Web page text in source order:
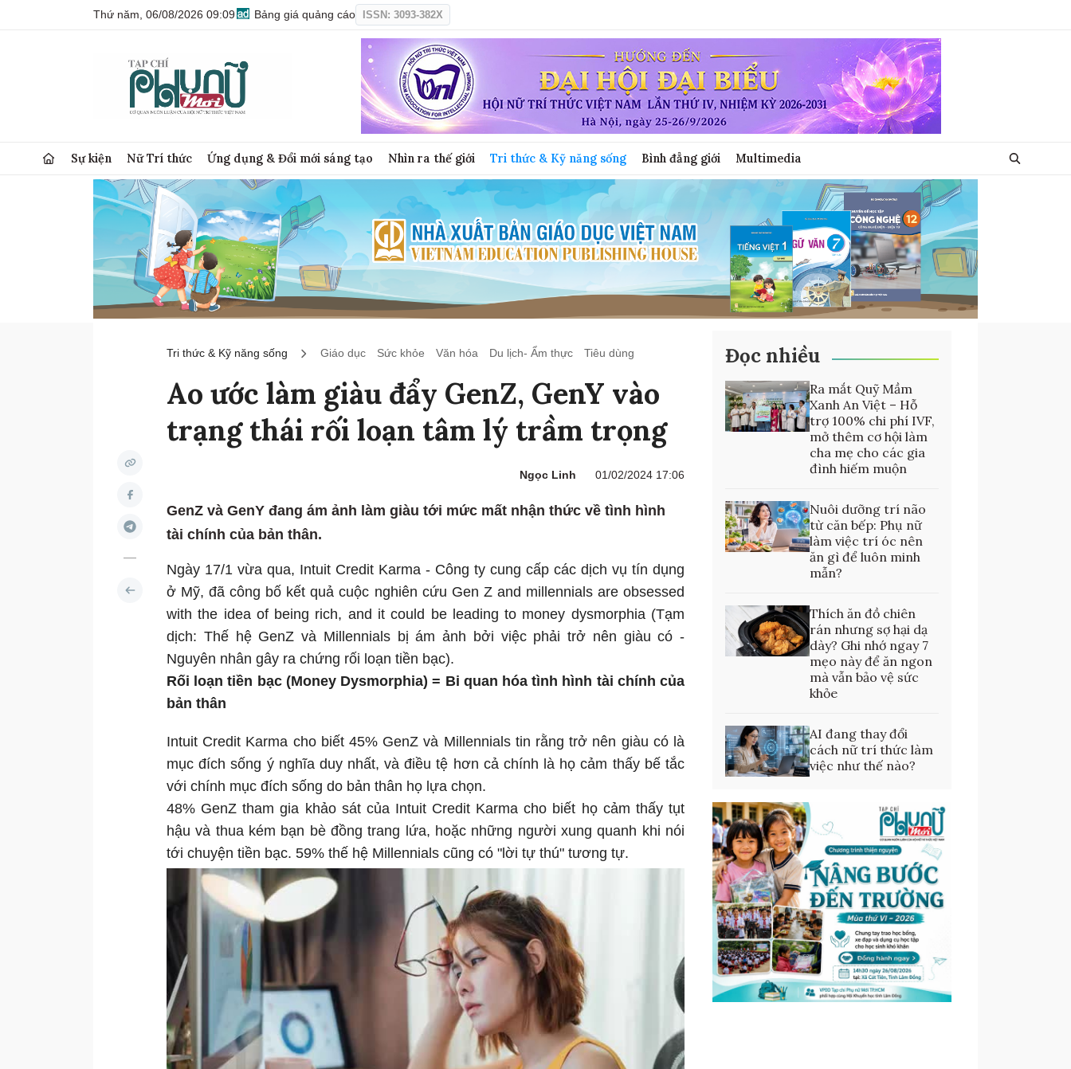
Thứ năm, 06/08/2026 09:09 Bảng giá quảng cáo ISSN: 3093-382X
Sự kiện Nữ Trí thức Ứng dụng & Đổi mới sáng tạo Nhìn ra thế giới Tri thức & Kỹ năng sống Bình đẳng giới Multimedia
Tri thức & Kỹ năng sống Giáo dục Sức khỏe Văn hóa Du lịch- Ẩm thực Tiêu dùng
Ao ước làm giàu đẩy GenZ, GenY vào
trạng thái rối loạn tâm lý trầm trọng
Ngọc Linh 01/02/2024 17:06
GenZ và GenY đang ám ảnh làm giàu tới mức mất nhận thức về tình hình
tài chính của bản thân.
Ngày 17/1 vừa qua, Intuit Credit Karma - Công ty cung cấp các dịch vụ tín dụng
ở Mỹ, đã công bố kết quả cuộc nghiên cứu Gen Z and millennials are obsessed
with the idea of being rich, and it could be leading to money dysmorphia (Tạm
dịch: Thế hệ GenZ và Millennials bị ám ảnh bởi việc phải trở nên giàu có -
Nguyên nhân gây ra chứng rối loạn tiền bạc).
Rối loạn tiền bạc (Money Dysmorphia) = Bi quan hóa tình hình tài chính của
bản thân
Intuit Credit Karma cho biết 45% GenZ và Millennials tin rằng trở nên giàu có là
mục đích sống ý nghĩa duy nhất, và điều tệ hơn cả chính là họ cảm thấy bế tắc
với chính mục đích sống do bản thân họ lựa chọn.
48% GenZ tham gia khảo sát của Intuit Credit Karma cho biết họ cảm thấy tụt
hậu và thua kém bạn bè đồng trang lứa, hoặc những người xung quanh khi nói
tới chuyện tiền bạc. 59% thế hệ Millennials cũng có "lời tự thú" tương tự.
Đọc nhiều
Ra mắt Quỹ Mầm
Xanh An Việt – Hỗ
trợ 100% chi phí IVF,
mở thêm cơ hội làm
cha mẹ cho các gia
đình hiếm muộn
Nuôi dưỡng trí não
từ căn bếp: Phụ nữ
làm việc trí óc nên
ăn gì để luôn minh
mẫn?
Thích ăn đồ chiên
rán nhưng sợ hại dạ
dày? Ghi nhớ ngay 7
mẹo này để ăn ngon
mà vẫn bảo vệ sức
khỏe
AI đang thay đổi
cách nữ trí thức làm
việc như thế nào?